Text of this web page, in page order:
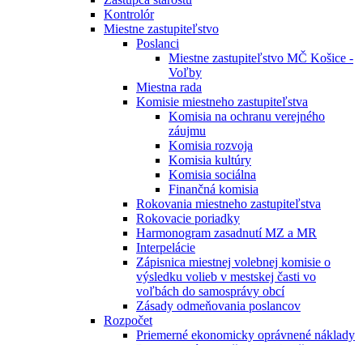
Kontrolór
Miestne zastupiteľstvo
Poslanci
Miestne zastupiteľstvo MČ Košice -
Voľby
Miestna rada
Komisie miestneho zastupiteľstva
Komisia na ochranu verejného
záujmu
Komisia rozvoja
Komisia kultúry
Komisia sociálna
Finančná komisia
Rokovania miestneho zastupiteľstva
Rokovacie poriadky
Harmonogram zasadnutí MZ a MR
Interpelácie
Zápisnica miestnej volebnej komisie o
výsledku volieb v mestskej časti vo
voľbách do samosprávy obcí
Zásady odmeňovania poslancov
Rozpočet
Priemerné ekonomicky oprávnené náklady